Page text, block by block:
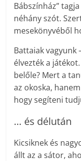
Bábszínház”
néhány szót.
mesekönyvéből
Battaiak vagyunk
élvezték a
belőle? Mert a
az okoska,
hogy segíteni
… és délután
Kicsiknek és
állt az a sátor,